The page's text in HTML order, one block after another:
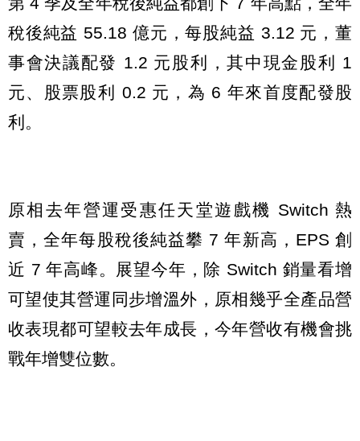
稅後純益 55.18 億元，每股純益 3.12 元，董
事會決議配發 1.2 元股利，其中現金股利 1
元、股票股利 0.2 元，為 6 年來首度配發股
利。
原相去年營運受惠任天堂遊戲機 Switch 熱
賣，全年每股稅後純益攀 7 年新高，EPS 創
近 7 年高峰。展望今年，除 Switch 銷量看增
可望使其營運同步增溫外，原相幾乎全產品營
收表現都可望較去年成長，今年營收有機會挑
戰年增雙位數。